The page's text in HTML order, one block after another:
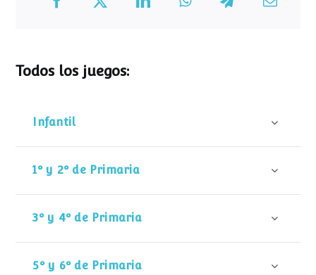
Todos los juegos:
Infantil
1º y 2º de Primaria
3º y 4º de Primaria
5º y 6º de Primaria